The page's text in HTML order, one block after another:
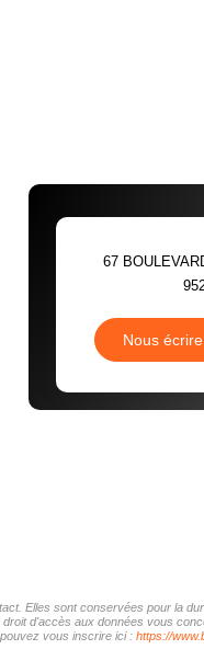
67
Nous écrire
Elles sont conservées pour la
d'accès aux données vous
vous inscrire ici : https://